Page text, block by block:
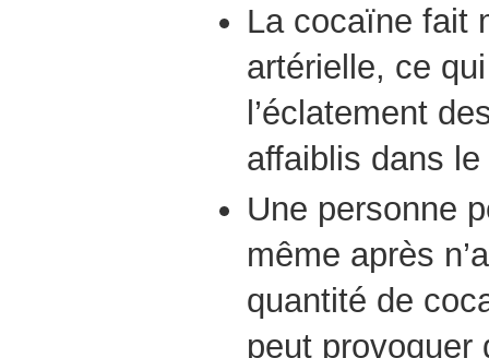
La cocaïne fait
artérielle, ce
l’éclatement
affaiblis dans
Une personne
même après
quantité de
peut provoquer